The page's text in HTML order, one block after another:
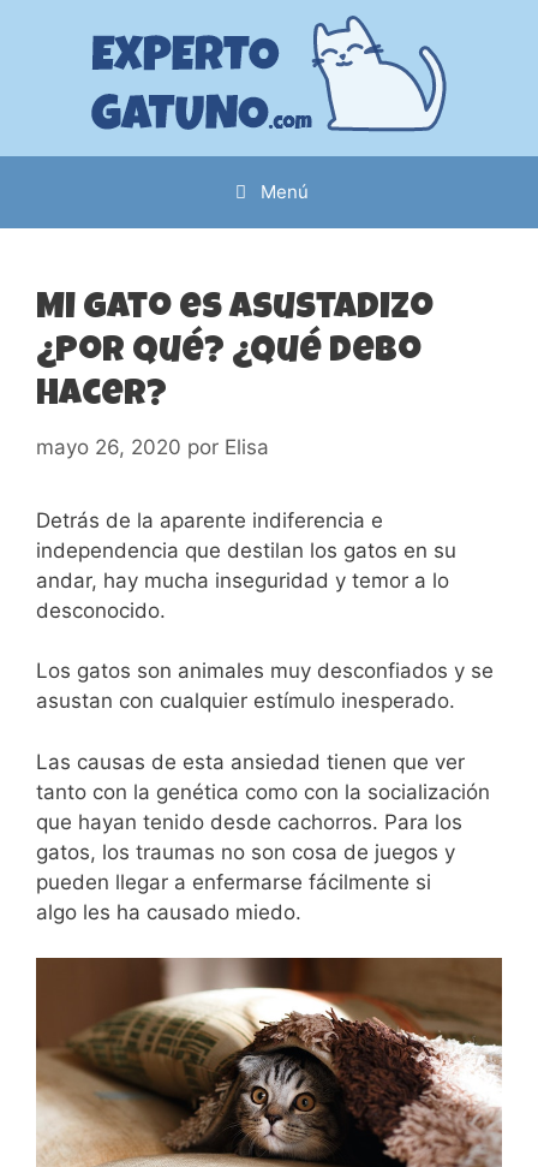
contenido
Menú
Mi gato es asustadizo
¿Por qué? ¿Qué debo
hacer?
mayo 26, 2020 por Elisa
Detrás de la aparente indiferencia e
independencia que destilan los gatos en su
andar, hay mucha inseguridad y temor a lo
desconocido.
Los gatos son animales muy desconfiados y se
asustan con cualquier estímulo inesperado.
Las causas de esta ansiedad tienen que ver
tanto con la genética como con la socialización
que hayan tenido desde cachorros. Para los
gatos, los traumas no son cosa de juegos y
pueden llegar a enfermarse fácilmente si
algo les ha causado miedo.